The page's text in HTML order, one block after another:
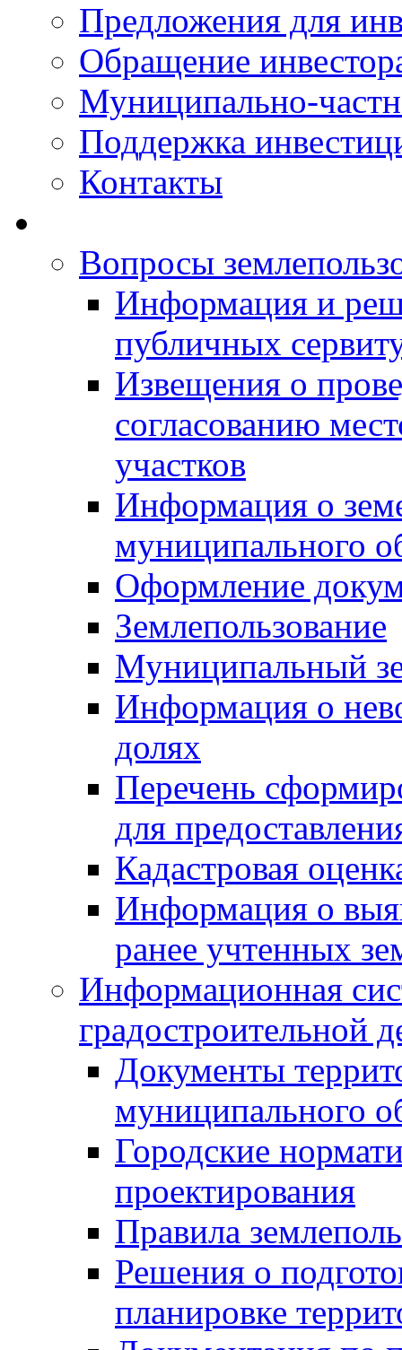
Предложения для
Обращение
Муниципально-
Поддержка
Контакты
Вопросы
Информация и
публичных
Извещения о
согласованию
участков
Информация о
муниципального
Оформление
Землепользование
Муниципальный
Информация о
долях
Перечень
для
Кадастровая
Информация о
ранее учтенных
Информационная
градостроительной
Документы
муниципального
Городские
проектирования
Правила
Решения о
планировке